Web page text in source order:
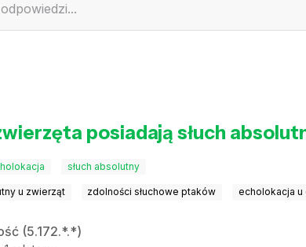
posiadają słuch
słuch absolutny
u zwierząt zdolności słuchowe ptaków echolokacja
(5.172.*.*)